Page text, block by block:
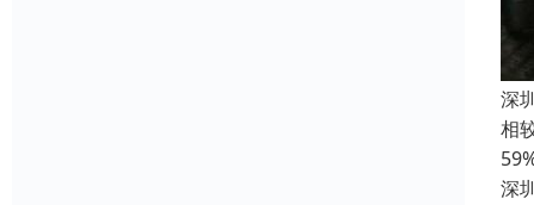
深
相
深